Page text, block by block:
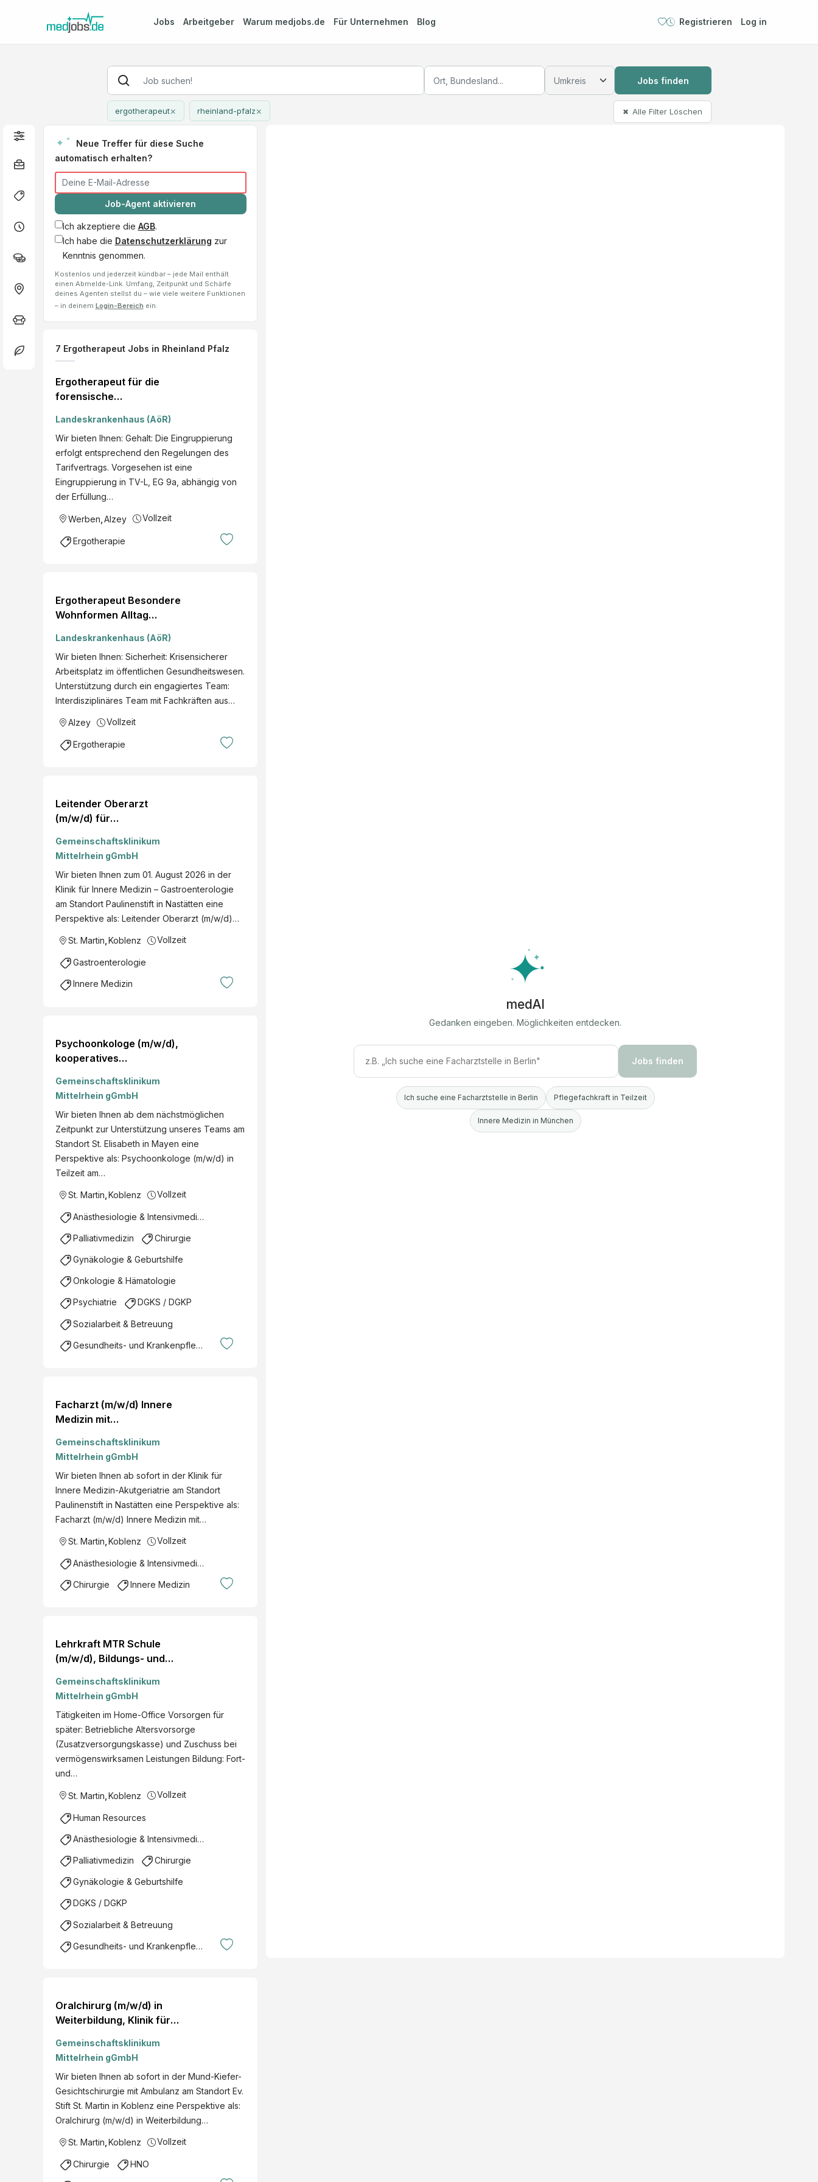
Jobs Arbeitgeber Warum medjobs.de Für Unternehmen Blog Registrieren Log in
Jobs finden
ergotherapeut× rheinland-pfalz× ✖ Alle Filter Löschen
Neue Treffer für diese Suche
automatisch erhalten?
Job-Agent aktivieren
Ich akzeptiere die AGB.
Ich habe die Datenschutzerklärung zur
Kenntnis genommen.
Kostenlos und jederzeit kündbar – jede Mail enthält
einen Abmelde-Link. Umfang, Zeitpunkt und Schärfe
deines Agenten stellst du – wie viele weitere Funktionen
– in deinem Login-Bereich ein.
7 Ergotherapeut Jobs in Rheinland Pfalz
Ergotherapeut für die
forensische
Arbeitstherapie (m/w/d)
Landeskrankenhaus (AöR)
Wir bieten Ihnen: Gehalt: Die Eingruppierung
erfolgt entsprechend den Regelungen des
Tarifvertrags. Vorgesehen ist eine
Eingruppierung in TV-L, EG 9a, abhängig von
der Erfüllung…
Werben Alzey Vollzeit
Ergotherapie
Ergotherapeut Besondere
Wohnformen Alltag
Landeskrankenhaus (AöR)
Wir bieten Ihnen: Sicherheit: Krisensicherer
Arbeitsplatz im öffentlichen Gesundheitswesen.
Unterstützung durch ein engagiertes Team:
Interdisziplinäres Team mit Fachkräften aus…
Alzey Vollzeit
Ergotherapie
Leitender Oberarzt
(m/w/d) für
für Innere Medizin –
Gastroenterologie,
Vollzeit, Paulinenstift
Nastätten
Gemeinschaftsklinikum
Mittelrhein gGmbH
Wir bieten Ihnen zum 01. August 2026 in der
Klinik für Innere Medizin – Gastroenterologie
am Standort Paulinenstift in Nastätten eine
Perspektive als: Leitender Oberarzt (m/w/d)…
St. Martin Koblenz Vollzeit
Gastroenterologie
Innere Medizin
Psychoonkologe (m/w/d),
kooperatives
Elisabeth Mayen
Gemeinschaftsklinikum
Mittelrhein gGmbH
Wir bieten Ihnen ab dem nächstmöglichen
Zeitpunkt zur Unterstützung unseres Teams am
Standort St. Elisabeth in Mayen eine
Perspektive als: Psychoonkologe (m/w/d) in
Teilzeit am…
St. Martin Koblenz Vollzeit
Anästhesiologie & Intensivmedizin
Palliativmedizin Chirurgie
Gynäkologie & Geburtshilfe
Onkologie & Hämatologie
Psychiatrie DGKS / DGKP
Sozialarbeit & Betreuung
Gesundheits- und Krankenpflege
Facharzt (m/w/d) Innere
Medizin mit
Geriatrie, Klinik für Innere
Medizin-Akutgeriatrie,
Teilzeit, Paulinenstift
Nastätten
Gemeinschaftsklinikum
Mittelrhein gGmbH
Wir bieten Ihnen ab sofort in der Klinik für
Innere Medizin-Akutgeriatrie am Standort
Paulinenstift in Nastätten eine Perspektive als:
Facharzt (m/w/d) Innere Medizin mit…
St. Martin Koblenz Vollzeit
Anästhesiologie & Intensivmedizin
Chirurgie Innere Medizin
Lehrkraft MTR Schule
(m/w/d), Bildungs- und
oder Teilzeit (min. 50%),
Im Metternicher Feld
Koblenz
Gemeinschaftsklinikum
Mittelrhein gGmbH
Tätigkeiten im Home-Office Vorsorgen für
später: Betriebliche Altersvorsorge
(Zusatzversorgungskasse) und Zuschuss bei
vermögenswirksamen Leistungen Bildung: Fort-
und…
St. Martin Koblenz Vollzeit
Human Resources
Anästhesiologie & Intensivmedizin
Palliativmedizin Chirurgie
Gynäkologie & Geburtshilfe
DGKS / DGKP
Sozialarbeit & Betreuung
Gesundheits- und Krankenpflege
Oralchirurg (m/w/d) in
Weiterbildung, Klinik für
Gesichtschirurgie,
Vollzeit, Ev. Stift St. Martin
Koblenz
Gemeinschaftsklinikum
Mittelrhein gGmbH
Wir bieten Ihnen ab sofort in der Mund-Kiefer-
Gesichtschirurgie mit Ambulanz am Standort Ev.
Stift St. Martin in Koblenz eine Perspektive als:
Oralchirurg (m/w/d) in Weiterbildung…
St. Martin Koblenz Vollzeit
Chirurgie HNO
medAI
Gedanken eingeben. Möglichkeiten entdecken.
Jobs finden
Ich suche eine Facharztstelle in Berlin Pflegefachkraft in Teilzeit
Innere Medizin in München